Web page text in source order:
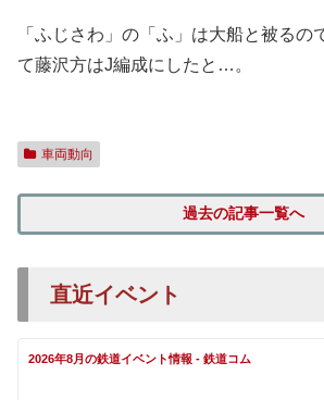
「ふじさわ」の「ふ」は大船と被るの
て藤沢方はJ編成にしたと…。
車両動向
過去の記事一覧へ
直近イベント
2026年8月の鉄道イベント情報 - 鉄道コム